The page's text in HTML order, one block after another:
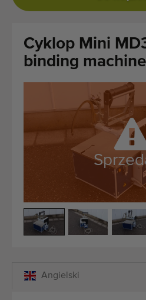
Maszyny
O nas
Kontakt
Maszyny rolnicze i
Wykwalifikowany personel
Dostawa na całym świecie
działamy od 1977 roku
Cyklop Mini
binding machine
Angielski